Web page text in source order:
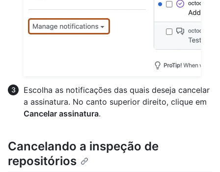
Escolha as notificações das quais deseja cancelar
a assinatura. No canto superior direito, clique em
Cancelar assinatura.
Cancelando a inspeção de
repositórios